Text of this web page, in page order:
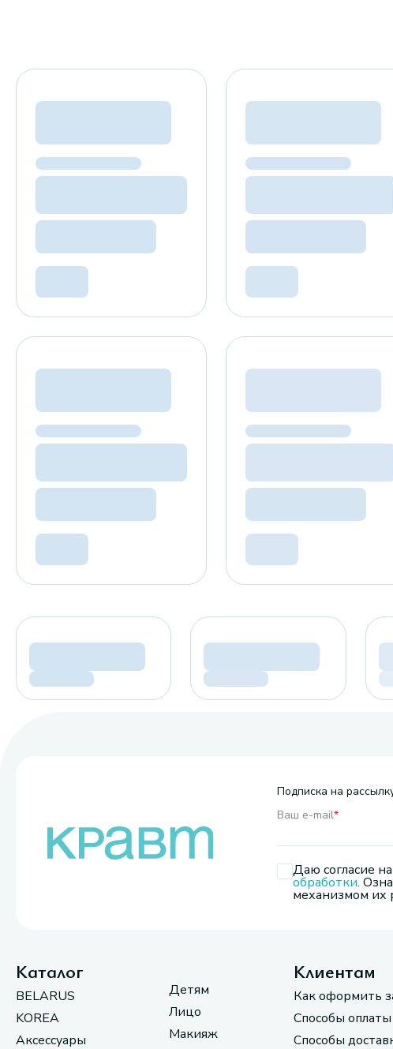
Подписка на
Ваш e-mail*
Даю согласие
обработки.
механизмом их
Каталог
BELARUS
KOREA
Аксессуары
Детям
Лицо
Макияж
Клиентам
Как оформить
Способы оплаты
Способы